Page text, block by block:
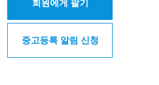
회원에게 팔기
중고등록 알림 신청